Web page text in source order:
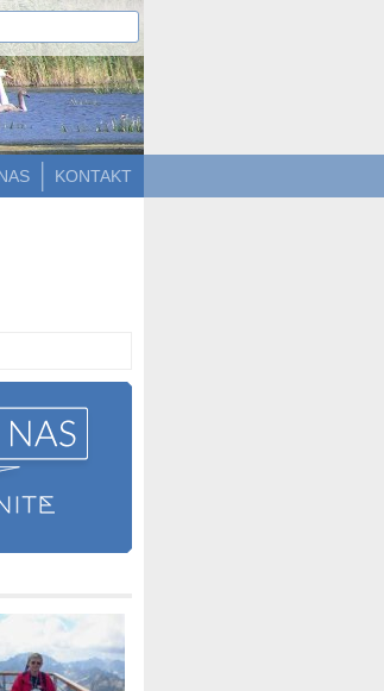
KONTAKT